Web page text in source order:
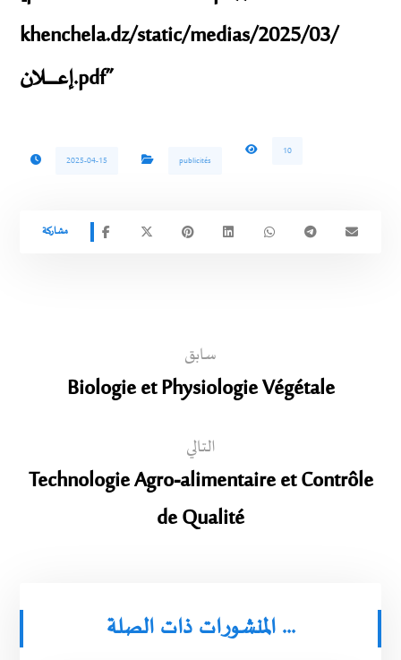
khenchela.dz/static/medias/2025/03/
إعـــــــــــــلان.pdf”
2025-04-15 publicités
10
سابق
Biologie et Physiologie Végétale
التالي
Technologie Agro-alimentaire et Contrôle
de Qualité
المنشورات ذات الصلة ...